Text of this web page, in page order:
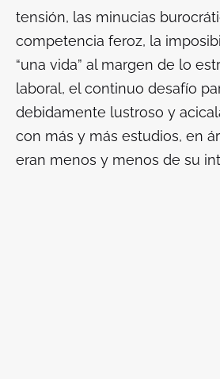
tensión, las minucias
competencia feroz, la
“una vida” al margen de lo
laboral, el continuo desafío
debidamente lustroso y
con más y más estudios, en
eran menos y menos de su